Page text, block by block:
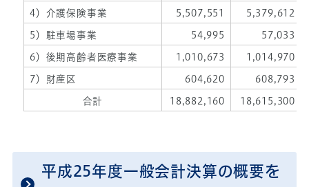
4）介護保険事業 5,507,551 5,379,612
5）駐車場事業 54,995 57,033
6）後期高齢者医療事業 1,010,673 1,014,970
7）財産区 604,620 608,793
合計 18,882,160 18,615,300
平成25年度一般会計決算の概要を